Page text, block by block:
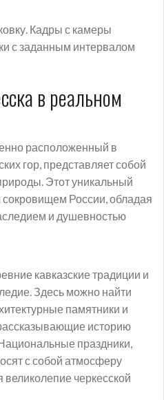
Кадры с камеры
с заданным интервалом
в реальном
расположенный в
гор, представляет собой
Этот уникальный
России, обладая
и душевностью
кавказские традиции и
Здесь можно найти
памятники и
историю
праздники,
с собой атмосферу
великолепие черкесской